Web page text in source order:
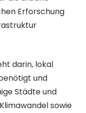
Erforschung
darin, lokal
und
Städte und
sowie